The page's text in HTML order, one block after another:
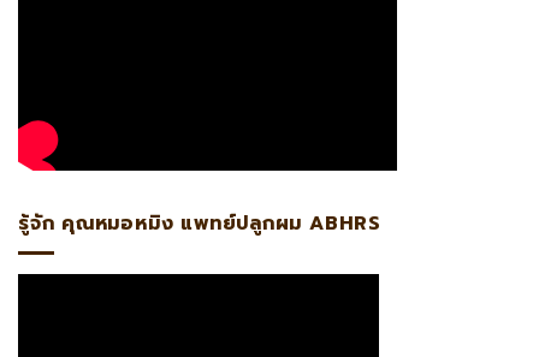
รู้จัก คุณหมอหมิง แพทย์ปลูกผม ABHRS